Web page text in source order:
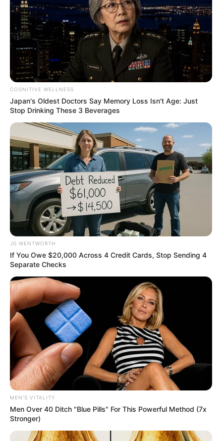
What Happened To Laura San Giacomo? She's Still
Stunning Today!
BRAINBERRIES
This Movie Is The Main Reason Ukraine Has Not Lost
To Russia
BRAINBERRIES
COGNITIVE WELLNESS
Japan's Oldest Doctors Say Memory Loss Isn't Age: Just
Stop Drinking These 3 Beverages
JG WENTWORTH
If You Owe $20,000 Across 4 Credit Cards, Stop Sending 4
Separate Checks
MEN'S VITALITY
Men Over 40 Ditch "Blue Pills" For This Powerful Method (7x
Stronger)